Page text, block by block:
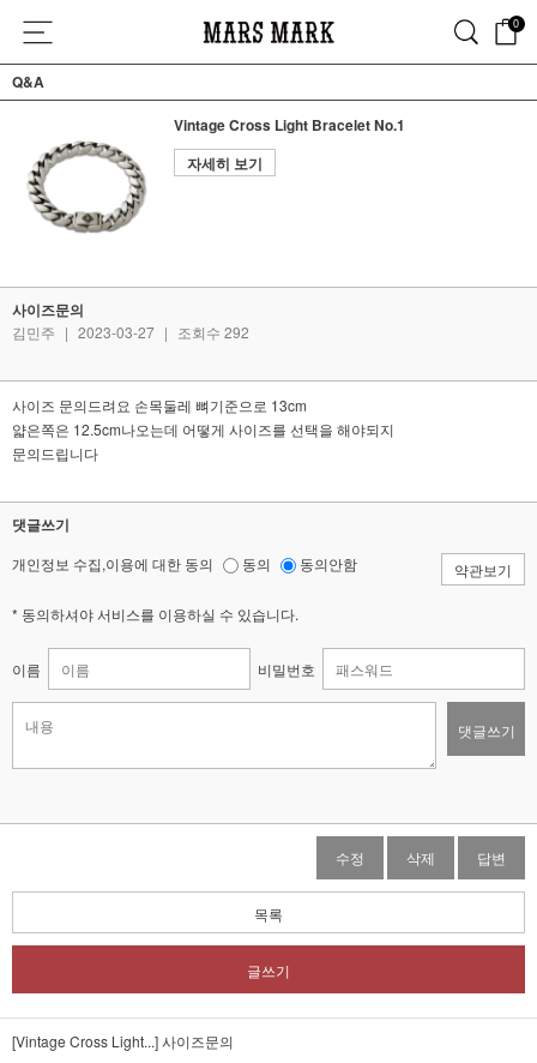
0
Q&A
Vintage Cross Light Bracelet No.1
자세히 보기
사이즈문의
김민주 | 2023-03-27 | 조회수 292
사이즈 문의드려요 손목둘레 뼈기준으로 13cm
얇은쪽은 12.5cm나오는데 어떻게 사이즈를 선택을 해야되지
문의드립니다
댓글쓰기
개인정보 수집,이용에 대한 동의 동의 동의안함 약관보기
* 동의하셔야 서비스를 이용하실 수 있습니다.
이름 비밀번호
댓글쓰기
수정 삭제 답변
목록
글쓰기
[Vintage Cross Light...]사이즈문의